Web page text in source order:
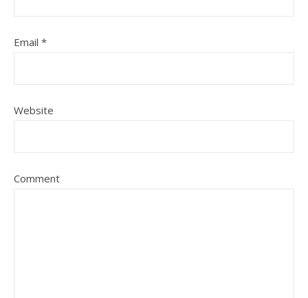
Email *
Website
Comment